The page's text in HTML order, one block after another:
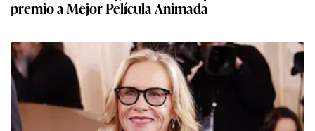
premio a Mejor Película Animada